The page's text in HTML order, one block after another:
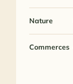
Nature
Commerces